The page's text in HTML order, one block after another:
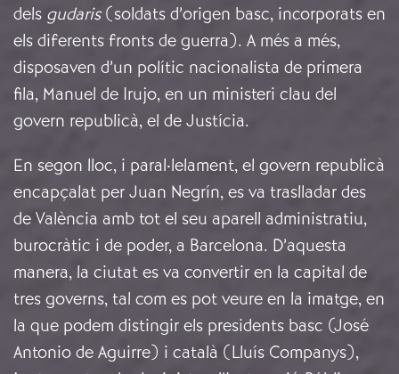
dels gudaris(soldats d’origen basc, incorporats en
els diferents fronts de guerra). A més a més,
disposaven d’un polític nacionalista de primera
fila, Manuel de Irujo, en un ministeri clau del
govern republicà, el de Justícia.
En segon lloc, i paral·lelament, el govern republicà
encapçalat per Juan Negrín, es va traslladar des
de València amb tot el seu aparell administratiu,
burocràtic i de poder, a Barcelona. D’aquesta
manera, la ciutat es va convertir en la capital de
tres governs, tal com es pot veure en la imatge, en
la que podem distingir els presidents basc (José
Antonio de Aguirre) i català (Lluís Companys),